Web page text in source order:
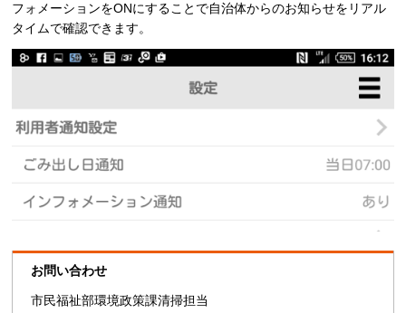
フォメーションをONにすることで自治体からのお知らせをリアル
タイムで確認できます。
お問い合わせ
市民福祉部環境政策課清掃担当